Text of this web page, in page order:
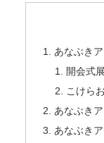
あなぶき
開会式
こけら
あなぶき
あなぶき